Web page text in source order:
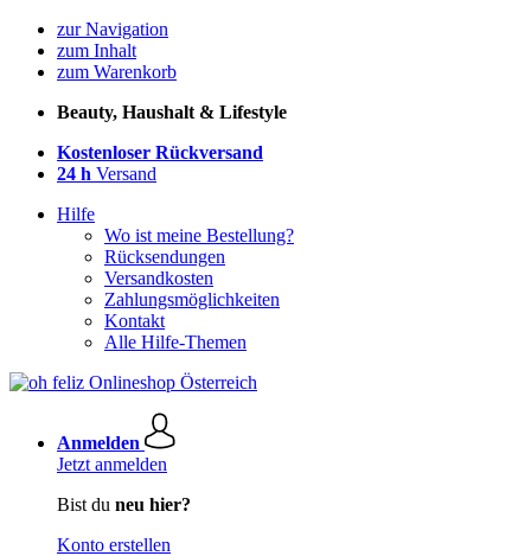
zur Navigation
zum Inhalt
zum Warenkorb
Beauty, Haushalt & Lifestyle
Kostenloser Rückversand
24 h Versand
Hilfe
Wo ist meine Bestellung?
Rücksendungen
Versandkosten
Zahlungsmöglichkeiten
Kontakt
Alle Hilfe-Themen
Anmelden
Jetzt anmelden
Bist du neu hier?
Konto erstellen